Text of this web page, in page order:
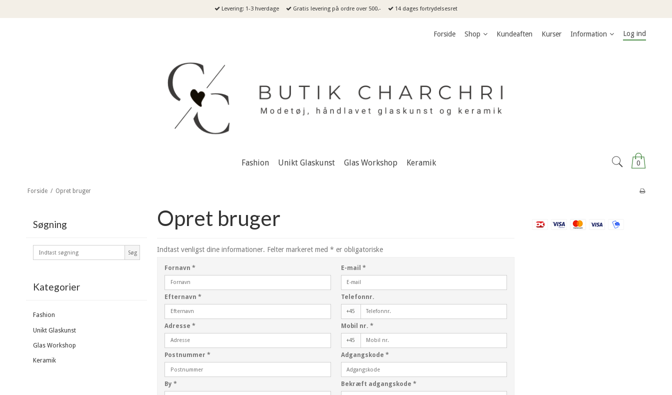
Levering: 1-3 hverdage Gratis levering på ordre over 500.- 14 dages fortrydelsesret
Forside Shop Kundeaften Kurser Information Log ind
0
Fashion Unikt Glaskunst Glas Workshop Keramik
Forside / Opret bruger
Søgning
Søg
Kategorier
Fashion
Unikt Glaskunst
Glas Workshop
Keramik
Opret bruger
Indtast venligst dine informationer. Felter markeret med * er obligatoriske
Fornavn*
Efternavn*
Adresse*
Postnummer*
By*
E-mail *
Telefonnr.
+45
Mobil nr. *
+45
Adgangskode *
Bekræft adgangskode *